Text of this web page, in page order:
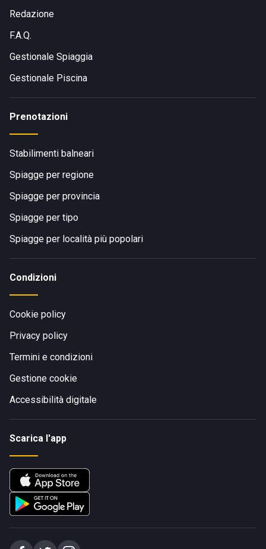
Redazione
F.A.Q.
Gestionale Spiaggia
Gestionale Piscina
Prenotazioni
Stabilimenti balneari
Spiagge per regione
Spiagge per provincia
Spiagge per tipo
Spiagge per località più popolari
Condizioni
Cookie policy
Privacy policy
Termini e condizioni
Gestione cookie
Accessibilità digitale
Scarica l'app